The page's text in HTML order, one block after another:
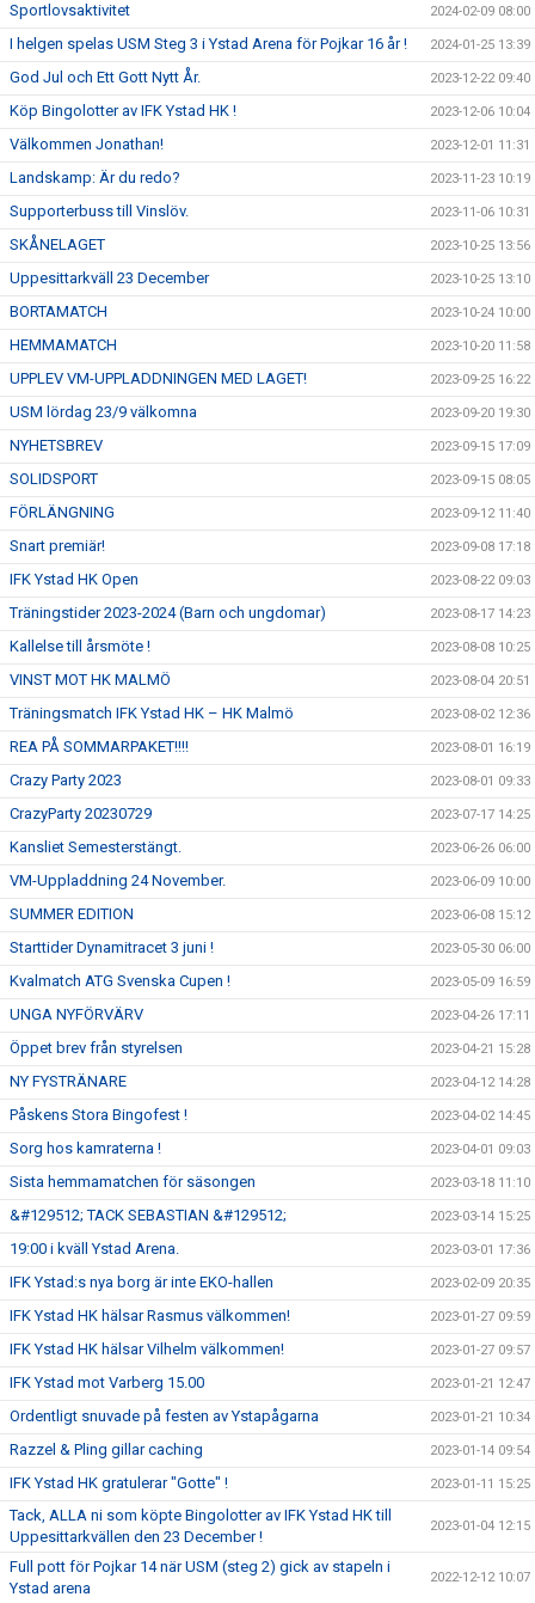
Sportlovsaktivitet 2024-02-09 08:00
I helgen spelas USM Steg 3 i Ystad Arena för Pojkar 16 år ! 2024-01-25 13:39
God Jul och Ett Gott Nytt År. 2023-12-22 09:40
Köp Bingolotter av IFK Ystad HK ! 2023-12-06 10:04
Välkommen Jonathan! 2023-12-01 11:31
Landskamp: Är du redo? 2023-11-23 10:19
Supporterbuss till Vinslöv. 2023-11-06 10:31
SKÅNELAGET 2023-10-25 13:56
Uppesittarkväll 23 December 2023-10-25 13:10
BORTAMATCH 2023-10-24 10:00
HEMMAMATCH 2023-10-20 11:58
UPPLEV VM-UPPLADDNINGEN MED LAGET! 2023-09-25 16:22
USM lördag 23/9 välkomna 2023-09-20 19:30
NYHETSBREV 2023-09-15 17:09
SOLIDSPORT 2023-09-15 08:05
FÖRLÄNGNING 2023-09-12 11:40
Snart premiär! 2023-09-08 17:18
IFK Ystad HK Open 2023-08-22 09:03
Träningstider 2023-2024 (Barn och ungdomar) 2023-08-17 14:23
Kallelse till årsmöte ! 2023-08-08 10:25
VINST MOT HK MALMÖ 2023-08-04 20:51
Träningsmatch IFK Ystad HK – HK Malmö 2023-08-02 12:36
REA PÅ SOMMARPAKET!!!! 2023-08-01 16:19
Crazy Party 2023 2023-08-01 09:33
CrazyParty 20230729 2023-07-17 14:25
Kansliet Semesterstängt. 2023-06-26 06:00
VM-Uppladdning 24 November. 2023-06-09 10:00
SUMMER EDITION 2023-06-08 15:12
Starttider Dynamitracet 3 juni ! 2023-05-30 06:00
Kvalmatch ATG Svenska Cupen ! 2023-05-09 16:59
UNGA NYFÖRVÄRV 2023-04-26 17:11
Öppet brev från styrelsen 2023-04-21 15:28
NY FYSTRÄNARE 2023-04-12 14:28
Påskens Stora Bingofest ! 2023-04-02 14:45
Sorg hos kamraterna ! 2023-04-01 09:03
Sista hemmamatchen för säsongen 2023-03-18 11:10
&#129512; TACK SEBASTIAN &#129512; 2023-03-14 15:25
19:00 i kväll Ystad Arena. 2023-03-01 17:36
IFK Ystad:s nya borg är inte EKO-hallen 2023-02-09 20:35
IFK Ystad HK hälsar Rasmus välkommen! 2023-01-27 09:59
IFK Ystad HK hälsar Vilhelm välkommen! 2023-01-27 09:57
IFK Ystad mot Varberg 15.00 2023-01-21 12:47
Ordentligt snuvade på festen av Ystapågarna 2023-01-21 10:34
Razzel & Pling gillar caching 2023-01-14 09:54
IFK Ystad HK gratulerar "Gotte" ! 2023-01-11 15:25
Tack, ALLA ni som köpte Bingolotter av IFK Ystad HK till
Uppesittarkvällen den 23 December !
2023-01-04 12:15
Full pott för Pojkar 14 när USM (steg 2) gick av stapeln i
Ystad arena
2022-12-12 10:07